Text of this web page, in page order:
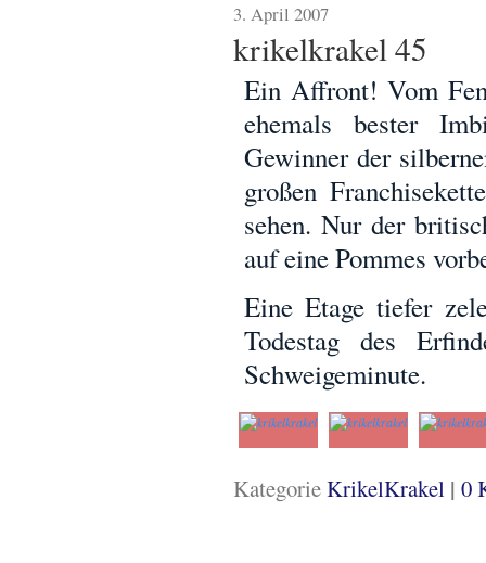
3. April 2007
krikelkrakel 45
Ein Affront! Vom
ehemals bester
Gewinner der
großen
sehen. Nur der
auf eine Pommes
Eine Etage tiefer
Todestag des
Schweigeminute.
KategorieKrikelKrakel | 0